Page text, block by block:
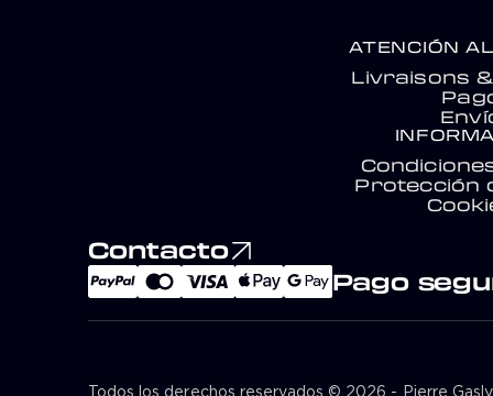
ATENCIÓN
Livraisons
Protección
Contacto
Pago
Todos los derechos reservados © 2026 - Pierre